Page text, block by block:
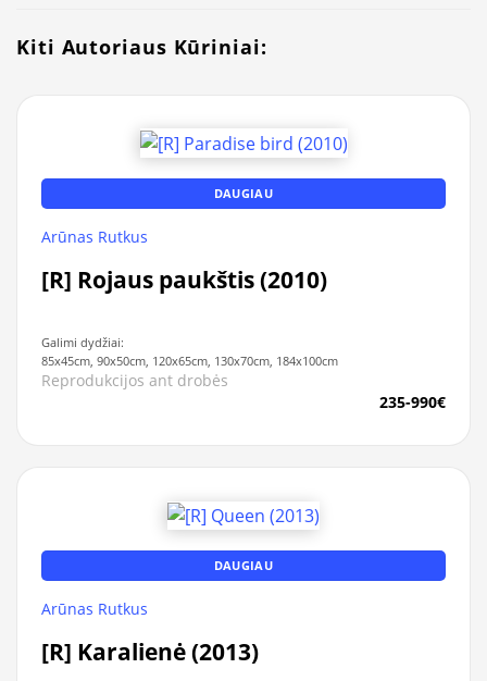
Kiti Autoriaus Kūriniai:
DAUGIAU
Arūnas Rutkus
[R] Rojaus paukštis (2010)
Galimi dydžiai:
85x45cm, 90x50cm, 120x65cm, 130x70cm, 184x100cm
Reprodukcijos ant drobės
235-990€
DAUGIAU
Arūnas Rutkus
[R] Karalienė (2013)